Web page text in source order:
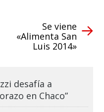
Se viene
«Alimenta San
Luis 2014»
desafía a
en Chaco”